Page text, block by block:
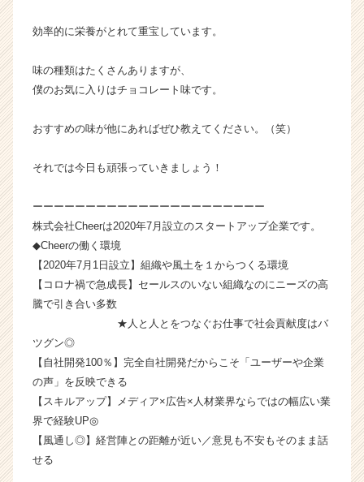
活
イ
ト
ア
リ
（C
h
e
r
e
効率的に栄養がとれて重宝しています。
味の種類はたくさんありますが、
僕のお気に入りはチョコレート味です。
おすすめの味が他にあればぜひ教えてください。（笑）
それでは今日も頑張っていきましょう！
ーーーーーーーーーーーーーーーーーーーーーー
株式会社Cheerは2020年7月設立のスタートアップ企業です。
◆Cheerの働く環境
【2020年7月1日設立】組織や風土を１からつくる環境
【コロナ禍で急成長】セールスのいない組織なのにニーズの高
騰で引き合い多数
★人と人とをつなぐお仕事で社会貢献度はバ
ツグン◎
【自社開発100％】完全自社開発だからこそ「ユーザーや企業
の声」を反映できる
【スキルアップ】メディア×広告×人材業界ならではの幅広い業
界で経験UP◎
【風通し◎】経営陣との距離が近い／意見も不安もそのまま話
せる